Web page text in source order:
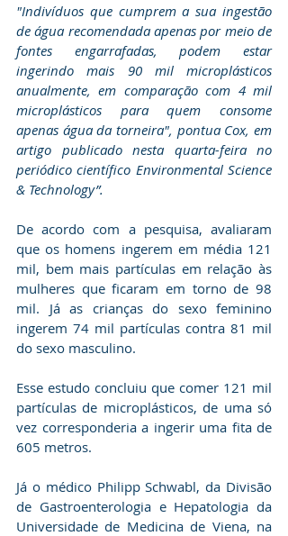
"Indivíduos que cumprem a sua ingestão
de água recomendada apenas por meio de
fontes engarrafadas, podem estar
ingerindo mais 90 mil microplásticos
anualmente, em comparação com 4 mil
microplásticos para quem consome
apenas água da torneira", pontua Cox, em
artigo publicado nesta quarta-feira no
periódico científico Environmental Science
& Technology”.
De acordo com a pesquisa, avaliaram
que os homens ingerem em média 121
mil, bem mais partículas em relação às
mulheres que ficaram em torno de 98
mil. Já as crianças do sexo feminino
ingerem 74 mil partículas contra 81 mil
do sexo masculino.
Esse estudo concluiu que comer 121 mil
partículas de microplásticos, de uma só
vez corresponderia a ingerir uma fita de
605 metros.
Já o médico Philipp Schwabl, da Divisão
de Gastroenterologia e Hepatologia da
Universidade de Medicina de Viena, na